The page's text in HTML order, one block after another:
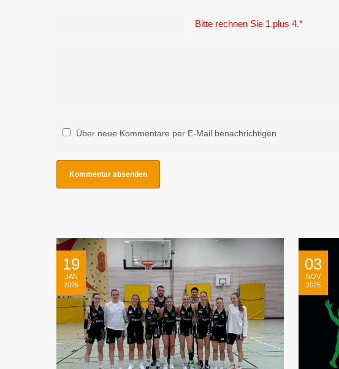
Bitte rechnen Sie 1 plus 4.*
Über neue Kommentare per E-Mail benachrichtigen
19
JAN
2026
03
NOV
2025